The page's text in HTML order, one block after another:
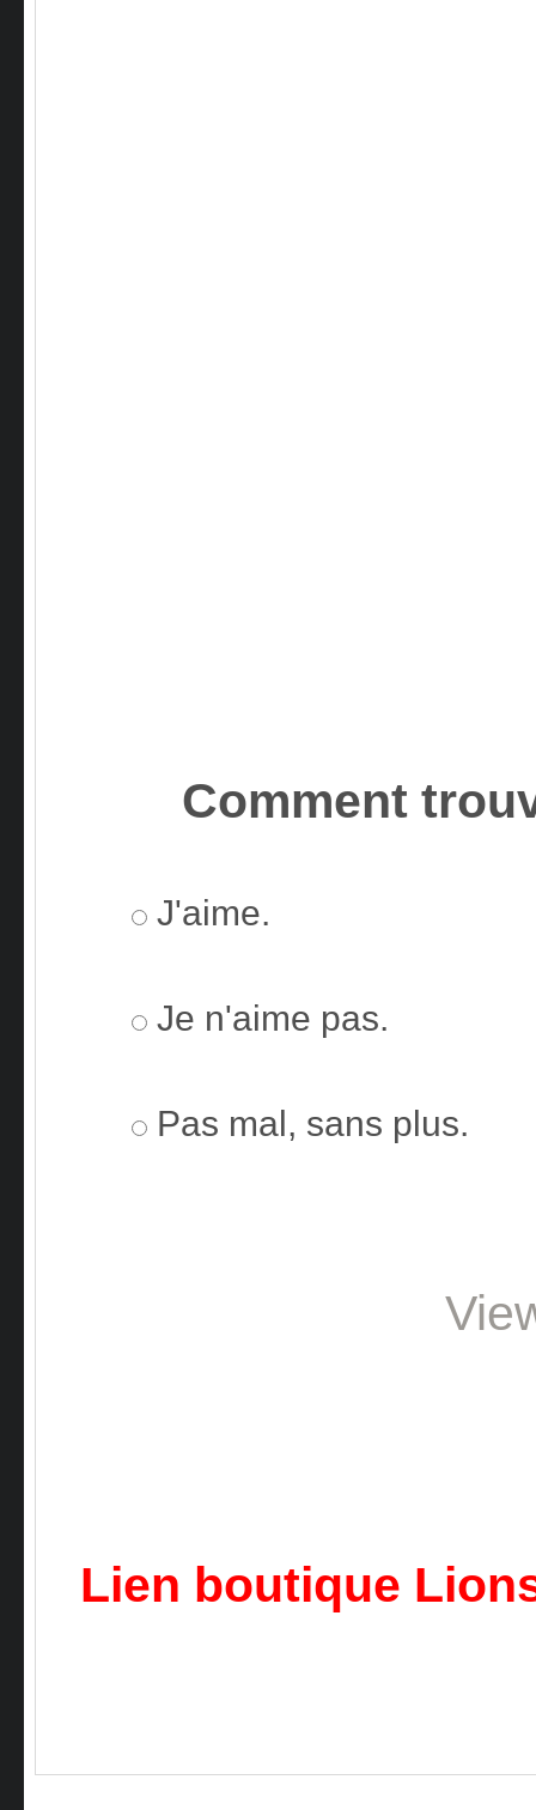
Comment
J'aime.
Je n'aime pas.
Pas mal, sans plus.
Lien boutique